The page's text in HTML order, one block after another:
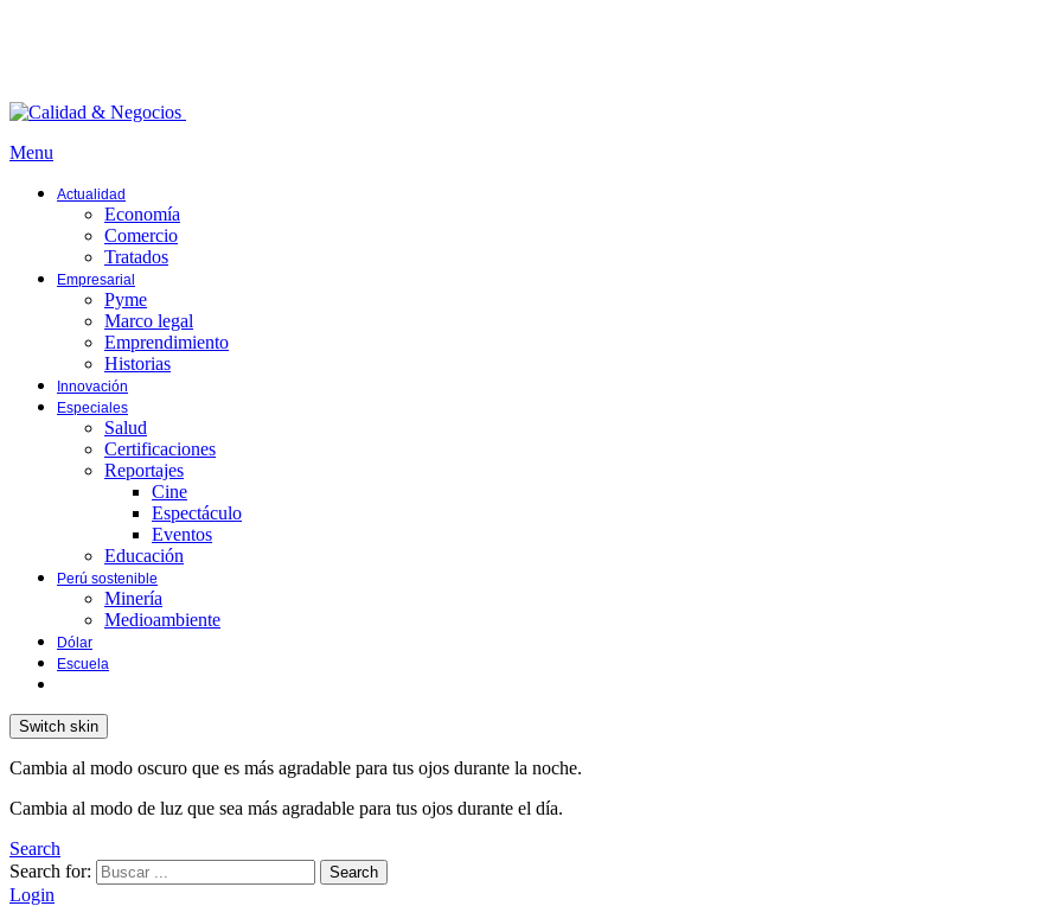
Menu
Actualidad
Economía
Comercio
Tratados
Empresarial
Pyme
Marco legal
Emprendimiento
Historias
Innovación
Especiales
Salud
Certificaciones
Reportajes
Cine
Espectáculo
Eventos
Educación
Perú sostenible
Minería
Medioambiente
Dólar
Escuela
Switch skin
Cambia al modo oscuro que es más agradable para tus ojos durante la noche.
Cambia al modo de luz que sea más agradable para tus ojos durante el día.
Search
Search for:
Search
Login